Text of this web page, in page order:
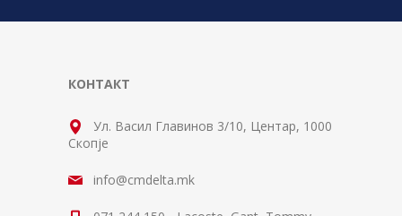
КОНТАКТ
Ул. Васил Главинов 3/10, Центар, 1000
Скопје
info@cmdelta.mk